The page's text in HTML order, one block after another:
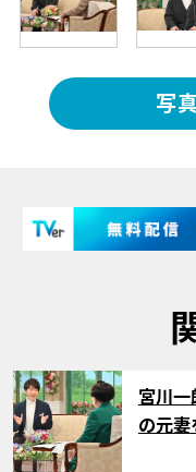
写
サムネイル
宮川
の元